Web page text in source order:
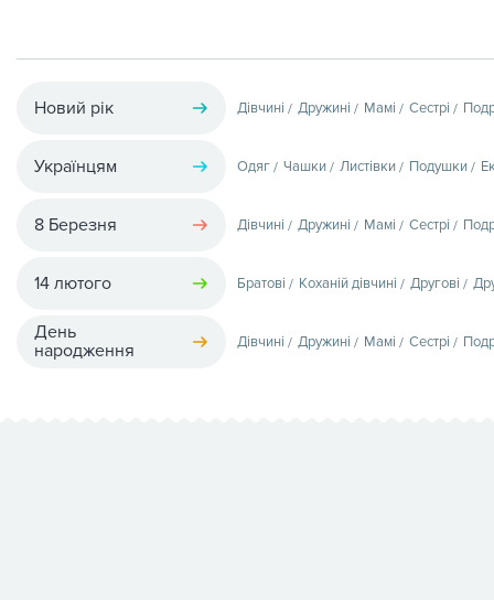
Новий рік Дівчині Дружині Мамі Сестрі
Українцям Одяг Чашки Листівки Подушки
8 Березня Дівчині Дружині Мамі Сестрі
14 лютого Братові Коханій дівчині Другові
День
народження
Дівчині Дружині Мамі Сестрі